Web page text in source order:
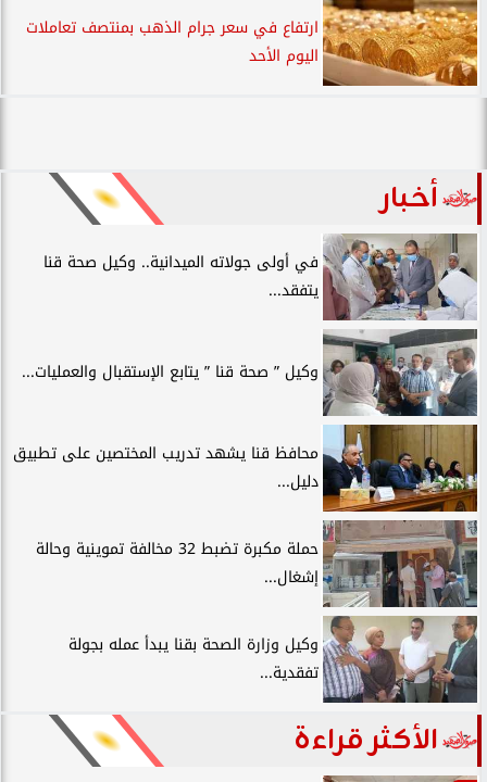
ارتفاع في سعر جرام الذهب بمنتصف تعاملات
اليوم الأحد
أخبار
في أولى جولاته الميدانية.. وكيل صحة قنا
يتفقد...
وكيل ” صحة قنا ” يتابع الإستقبال والعمليات...
محافظ قنا يشهد تدريب المختصين على تطبيق
دليل...
حملة مكبرة تضبط 32 مخالفة تموينية وحالة
إشغال...
وكيل وزارة الصحة بقنا يبدأ عمله بجولة
تفقدية...
الأكثر قراءة